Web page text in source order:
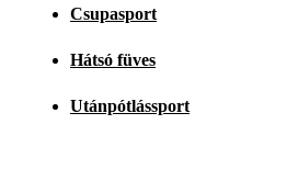
Csupasport
Hátsó füves
Utánpótlássport